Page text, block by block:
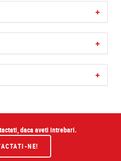
+
+
+
daca aveti intrebari.
NE!